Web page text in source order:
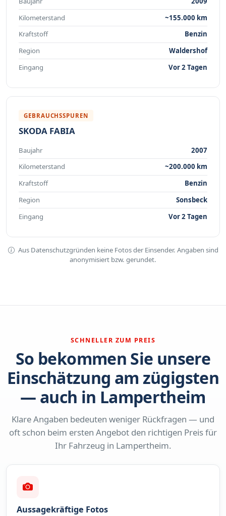
Kilometerstand
~155.000 km
Kraftstoff
Benzin
Region
Waldershof
Eingang
Vor 2 Tagen
GEBRAUCHSSPUREN
SKODA FABIA
Baujahr
2007
Kilometerstand
~200.000 km
Kraftstoff
Benzin
Region
Sonsbeck
Eingang
Vor 2 Tagen
Aus Datenschutzgründen keine Fotos der Einsender. Angaben sind
anonymisiert bzw. gerundet.
SCHNELLER ZUM PREIS
So bekommen Sie unsere
Einschätzung am zügigsten
— auch in Lampertheim
Klare Angaben bedeuten weniger Rückfragen — und
oft schon beim ersten Angebot den richtigen Preis für
Ihr Fahrzeug in Lampertheim.
Aussagekräftige Fotos